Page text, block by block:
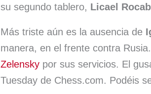
su segundo tablero, Licael
Más triste aún es la ausencia de
manera, en el frente contra
Zelensky por sus servicios. El
Tuesday de Chess.com. Podéis